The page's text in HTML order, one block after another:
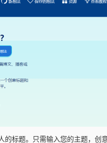
的标题。只需输入您的主题，创